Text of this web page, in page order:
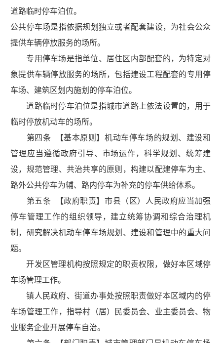
道路临时停车泊位。
公共停车场是指依据规划独立或者配套建设，为社会公众
提供车辆停放服务的场所。
专用停车场是指单位、居住区内部配套的，为特定对
象提供车辆停放服务的场所，包括建设工程配套的专用停
车场、建筑区划内施划的停车泊位。
道路临时停车泊位是指城市道路上依法设置的，用于
临时停放机动车的场所。
第四条 【基本原则】机动车停车场的规划、建设和
管理应当遵循政府引导、市场运作，科学规划、统筹建
设，规范管理、共治共享的原则，构建以配建停车为主、
路外公共停车为辅、路内停车为补充的停车供给体系。
第五条 【政府职责】市县（区）人民政府应当加强
停车管理工作的组织领导，建立统筹协调和综合治理机
制，研究解决机动车停车场规划、建设和管理中的重大问
题。
开发区管理机构按照规定的职责权限，做好本区域停
车场管理工作。
镇人民政府、街道办事处按照职责做好本区域内的停
车场管理工作，指导村（居）民委员会、业主委员会、物
业服务企业开展停车自治。